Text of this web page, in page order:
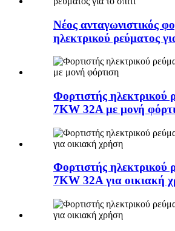
Νέος ανταγωνιστικός
ηλεκτρικού ρεύματος
Φορτιστής ηλεκτρικού
7KW 32A με μονή
Φορτιστής ηλεκτρικού
7KW 32A για οικιακή